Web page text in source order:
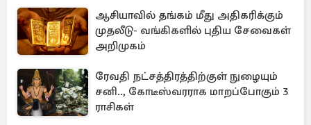
ஆசியாவில் தங்கம் மீது அதிகரிக்கும்
முதலீடு- வங்கிகளில் புதிய சேவைகள்
அறிமுகம்
ரேவதி நட்சத்திரத்திற்குள் நுழையும்
சனி.., கோடீஸ்வரராக மாறப்போகும் 3
ராசிகள்